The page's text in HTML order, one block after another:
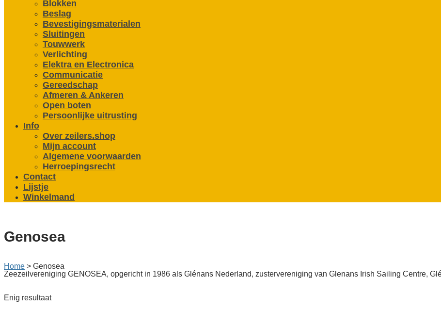
Blokken
Beslag
Bevestigings­­materialen
Sluitingen
Touwwerk
Verlichting
Elektra en Electronica
Communicatie
Gereedschap
Afmeren & Ankeren
Open boten
Persoonlijke uitrusting
Info
Over zeilers.shop
Mijn account
Algemene voorwaarden
Herroepingsrecht
Contact
Lijstje
Winkelmand
Genosea
Home > Genosea
Zeezeilvereniging GENOSEA, opgericht in 1986 als Glénans Nederland, zustervereniging van Glenans Irish Sailing Centre,
Enig resultaat